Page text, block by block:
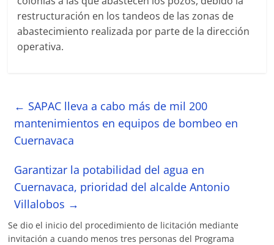
restructuración en los tandeos de las zonas de
abastecimiento realizada por parte de la dirección
operativa.
← SAPAC lleva a cabo más de mil 200
mantenimientos en equipos de bombeo en
Cuernavaca
Garantizar la potabilidad del agua en
Cuernavaca, prioridad del alcalde Antonio
Villalobos →
Se dio el inicio del procedimiento de licitación mediante
invitación a cuando menos tres personas del Programa